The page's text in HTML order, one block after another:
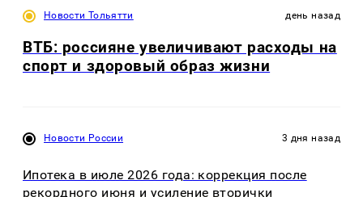
Новости Тольятти день назад
ВТБ: россияне увеличивают расходы на
спорт и здоровый образ жизни
Новости России 3 дня назад
Ипотека в июле 2026 года: коррекция после
рекордного июня и усиление вторички